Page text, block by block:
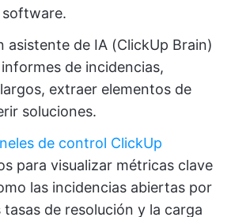
software.
asistente de IA (ClickUp Brain)
de incidencias,
extraer elementos de
soluciones.
de control ClickUp
para visualizar métricas clave
las incidencias abiertas por
tasas de resolución y la carga